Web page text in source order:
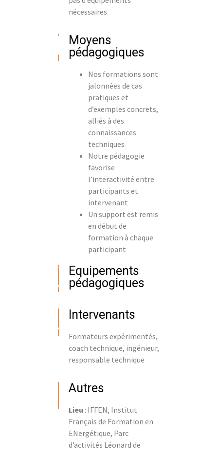
nécessaires
Moyens
pédagogiques
Nos formations sont
jalonnées de cas
pratiques et
d’exemples concrets,
alliés à des
connaissances
techniques
Notre pédagogie
favorise
l’interactivité entre
participants et
intervenant
Un support est remis
en début de
formation à chaque
participant
Equipements
pédagogiques
Intervenants
Formateurs expérimentés,
coach technique, ingénieur,
responsable technique
Autres
Lieu : IFFEN, Institut
Français de Formation en
ENergétique, Parc
d’activités Léonard de